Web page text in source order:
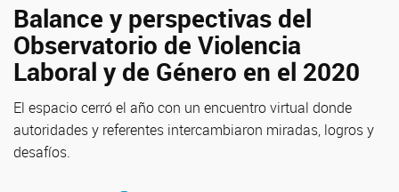
Balance y perspectivas del
Observatorio de Violencia
Laboral y de Género en el 2020
El espacio cerró el año con un encuentro virtual donde
autoridades y referentes intercambiaron miradas, logros y
desafíos.